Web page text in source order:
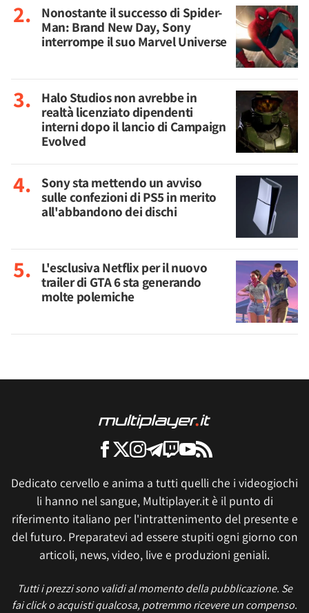
Nonostante il successo di Spider-
Man: Brand New Day, Sony
interrompe il suo Marvel Universe
Halo Studios non avrebbe in
realtà licenziato dipendenti
interni dopo il lancio di Campaign
Evolved
Sony sta mettendo un avviso
sulle confezioni di PS5 in merito
all'abbandono dei dischi
L'esclusiva Netflix per il nuovo
trailer di GTA 6 sta generando
molte polemiche
Dedicato cervello e anima a tutti quelli che i videogiochi
li hanno nel sangue, Multiplayer.it è il punto di
riferimento italiano per l'intrattenimento del presente e
del futuro. Preparatevi ad essere stupiti ogni giorno con
articoli, news, video, live e produzioni geniali.
Tutti i prezzi sono validi al momento della pubblicazione. Se
fai click o acquisti qualcosa, potremmo ricevere un compenso.